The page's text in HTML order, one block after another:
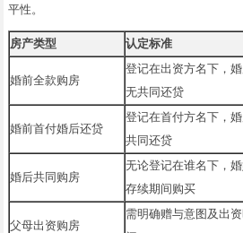
平性。
房产类型 认定标准
婚前全款购房
登记在出资方名下，
无共同还贷
婚前首付婚后还贷
登记在首付方名下，
共同还贷
婚后共同购房
无论登记在谁名下，
存续期间购买
父母出资购房
需明确赠与意图及出